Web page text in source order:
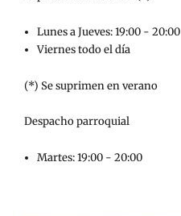
Lunes a Jueves: 19:00 - 20:00
Viernes todo el día
(*) Se suprimen en verano
Despacho parroquial
Martes: 19:00 - 20:00